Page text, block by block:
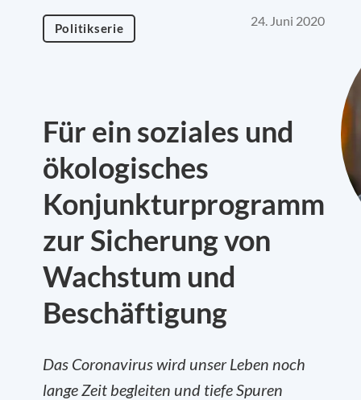
Politikserie 24. Juni 2020
Für ein soziales und
ökologisches
Konjunkturprogramm
zur Sicherung von
Wachstum und
Beschäftigung
Das Coronavirus wird unser Leben noch
lange Zeit begleiten und tiefe Spuren